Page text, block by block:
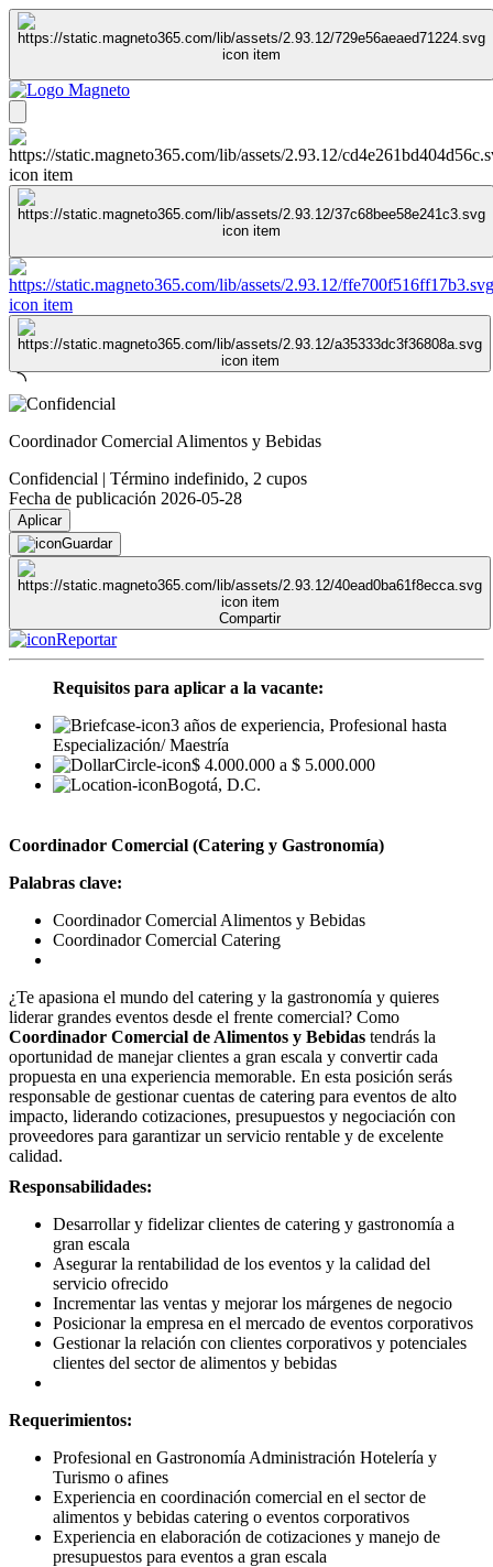
Coordinador Comercial Alimentos y Bebidas
Confidencial | Término indefinido, 2 cupos
Fecha de publicación 2026-05-28
Aplicar
Guardar
Compartir
Reportar
Requisitos para aplicar a la vacante:
3 años de experiencia, Profesional hasta
Especialización/ Maestría
$ 4.000.000 a $ 5.000.000
Bogotá, D.C.
Coordinador Comercial (Catering y Gastronomía)
Palabras clave:
Coordinador Comercial Alimentos y Bebidas
Coordinador Comercial Catering
¿Te apasiona el mundo del catering y la gastronomía y quieres
liderar grandes eventos desde el frente comercial? Como
Coordinador Comercial de Alimentos y Bebidas tendrás la
oportunidad de manejar clientes a gran escala y convertir cada
propuesta en una experiencia memorable. En esta posición serás
responsable de gestionar cuentas de catering para eventos de alto
impacto, liderando cotizaciones, presupuestos y negociación con
proveedores para garantizar un servicio rentable y de excelente
calidad.
Responsabilidades:
Desarrollar y fidelizar clientes de catering y gastronomía a
gran escala
Asegurar la rentabilidad de los eventos y la calidad del
servicio ofrecido
Incrementar las ventas y mejorar los márgenes de negocio
Posicionar la empresa en el mercado de eventos corporativos
Gestionar la relación con clientes corporativos y potenciales
clientes del sector de alimentos y bebidas
Requerimientos:
Profesional en Gastronomía Administración Hotelería y
Turismo o afines
Experiencia en coordinación comercial en el sector de
alimentos y bebidas catering o eventos corporativos
Experiencia en elaboración de cotizaciones y manejo de
presupuestos para eventos a gran escala